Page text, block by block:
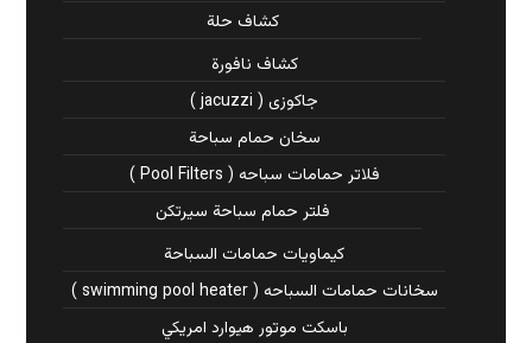
كشاف حلة
كشاف نافورة
جاكوزى ( jacuzzi )
سخان حمام سباحة
فلاتر حمامات سباحه ( Pool Filters )
فلتر حمام سباحة سيرتكن
كيماويات حمامات السباحة
سخانات حمامات السباحه ( swimming pool heater )
باسكت موتور هيوارد امريكي